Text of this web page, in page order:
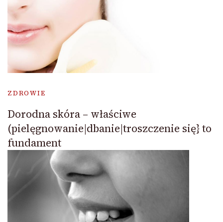
ZDROWIE
Dorodna skóra – właściwe
(pielęgnowanie|dbanie|troszczenie się} to
fundament